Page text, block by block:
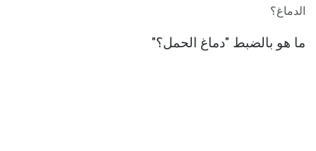
الدماغ؟
ما هو بالضبط "دماغ الحمل؟"